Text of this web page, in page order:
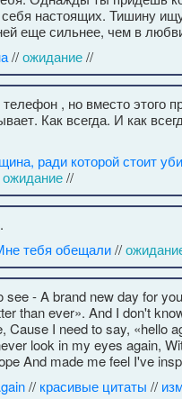
настоящих. Тишину
еще сильнее, чем в
//ожидание//
, но вместо этого
Как всегда. И как
ради которой стоит
ожидание//
тебя обещали//
- A brand new day for
than ever». And I don't
Cause I need to say, «hello
look in my eyes again,
And made me feel I've
// красивые цитаты //